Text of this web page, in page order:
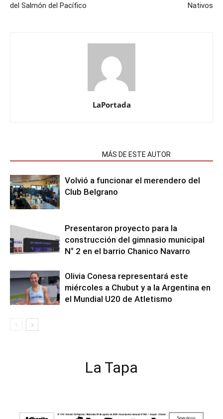
del Salmón del Pacífico
Nativos
LaPortada
MÁS DE ESTE AUTOR
Volvió a funcionar el merendero del
Club Belgrano
Presentaron proyecto para la
construcción del gimnasio municipal
N° 2 en el barrio Chanico Navarro
Olivia Conesa representará este
miércoles a Chubut y a la Argentina en
el Mundial U20 de Atletismo
La Tapa